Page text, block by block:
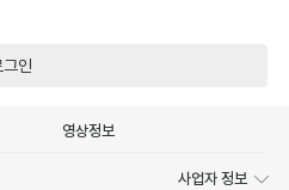
그인
영상정보
사업자 정보